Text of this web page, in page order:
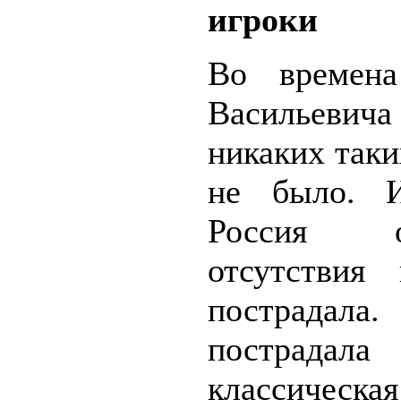
игроки
Во
никаких
не было.
классическая